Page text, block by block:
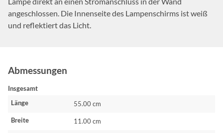
angeschlossen. Die Innenseite des Lampenschirms ist weiß
und reflektiert das Licht.
Abmessungen
Insgesamt
Länge
55.00 cm
Breite 11.00 cm